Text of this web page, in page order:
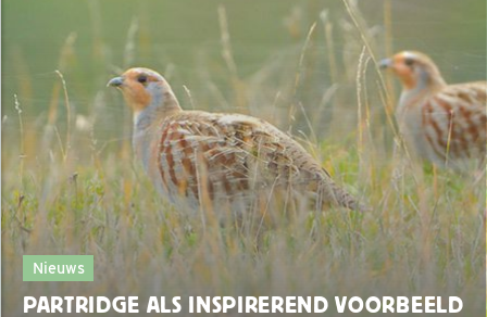
Nieuws
PARTRIDGE ALS INSPIREREND VOORBEELD